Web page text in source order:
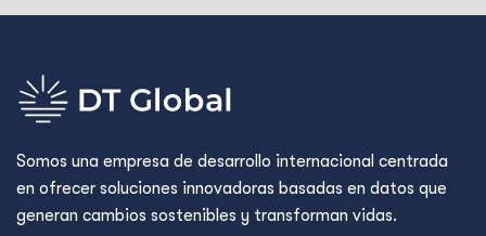
Somos una empresa de desarrollo internacional centrada
en ofrecer soluciones innovadoras basadas en datos que
generan cambios sostenibles y transforman vidas.